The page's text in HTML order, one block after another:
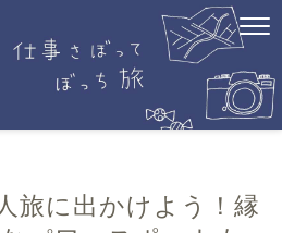
旅に出かけよう！縁